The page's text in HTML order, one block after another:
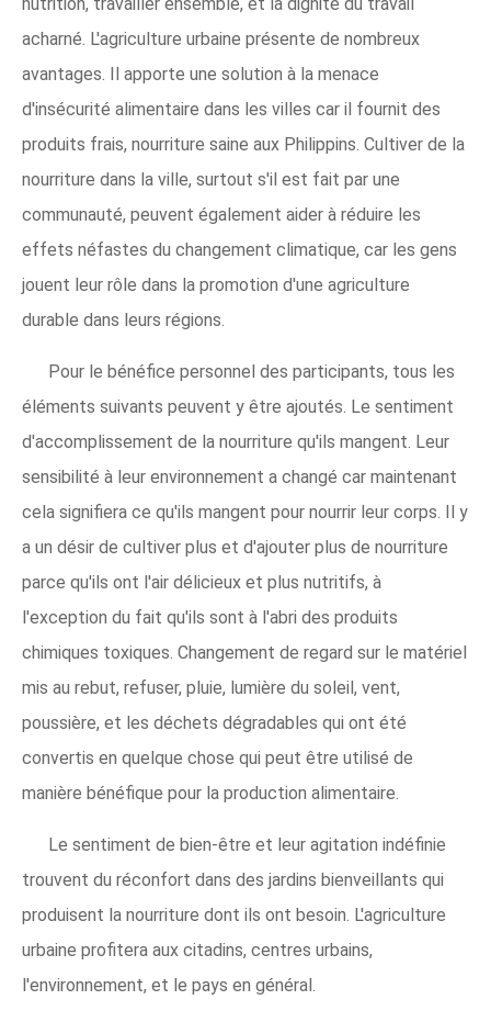
nutrition, travailler ensemble, et la dignité du travail
acharné. L'agriculture urbaine présente de nombreux
avantages. Il apporte une solution à la menace
d'insécurité alimentaire dans les villes car il fournit des
produits frais, nourriture saine aux Philippins. Cultiver de la
nourriture dans la ville, surtout s'il est fait par une
communauté, peuvent également aider à réduire les
effets néfastes du changement climatique, car les gens
jouent leur rôle dans la promotion d'une agriculture
durable dans leurs régions.
Pour le bénéfice personnel des participants, tous les
éléments suivants peuvent y être ajoutés. Le sentiment
d'accomplissement de la nourriture qu'ils mangent. Leur
sensibilité à leur environnement a changé car maintenant
cela signifiera ce qu'ils mangent pour nourrir leur corps. Il y
a un désir de cultiver plus et d'ajouter plus de nourriture
parce qu'ils ont l'air délicieux et plus nutritifs, à
l'exception du fait qu'ils sont à l'abri des produits
chimiques toxiques. Changement de regard sur le matériel
mis au rebut, refuser, pluie, lumière du soleil, vent,
poussière, et les déchets dégradables qui ont été
convertis en quelque chose qui peut être utilisé de
manière bénéfique pour la production alimentaire.
Le sentiment de bien-être et leur agitation indéfinie
trouvent du réconfort dans des jardins bienveillants qui
produisent la nourriture dont ils ont besoin. L'agriculture
urbaine profitera aux citadins, centres urbains,
l'environnement, et le pays en général.